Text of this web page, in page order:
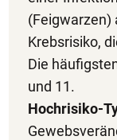
(Feigwarzen)
Krebsrisiko,
Die
und 11.
Hochrisiko-